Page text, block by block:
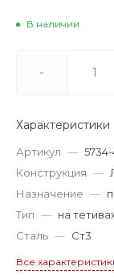
В наличии
-
Характеристики
Артикул — 5734-
Конструкция —
Назначение —
Тип — на
Сталь — Ст3
Все